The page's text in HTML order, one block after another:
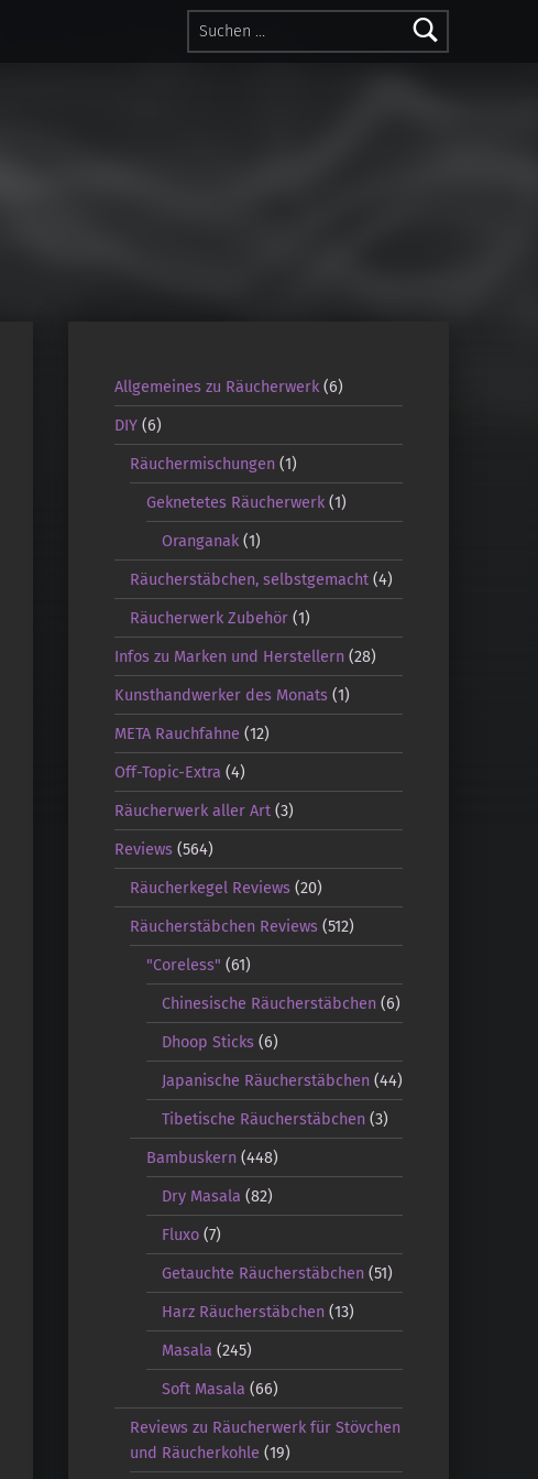
Suchen nach:
Allgemeines zu Räucherwerk(6)
DIY(6)
Räuchermischungen (1)
Geknetetes Räucherwerk(1)
Oranganak (1)
Räucherstäbchen, selbstgemacht (4)
Räucherwerk Zubehör (1)
Infos zu Marken und Herstellern(28)
Kunsthandwerker des Monats(1)
META Rauchfahne (12)
Off-Topic-Extra (4)
Räucherwerk aller Art(3)
Reviews(564)
Räucherkegel Reviews (20)
Räucherstäbchen Reviews (512)
"Coreless" (61)
Chinesische Räucherstäbchen (6)
Dhoop Sticks (6)
Japanische Räucherstäbchen (44)
Tibetische Räucherstäbchen (3)
Bambuskern(448)
Dry Masala (82)
Fluxo (7)
Getauchte Räucherstäbchen (51)
Harz Räucherstäbchen (13)
Masala (245)
Soft Masala (66)
Reviews zu Räucherwerk für Stövchen
und Räucherkohle (19)